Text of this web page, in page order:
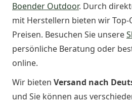
Boender Outdoor. Durch
mit Herstellern bieten wir
Preisen. Besuchen Sie unsere
persönliche Beratung oder
online.
Wir bieten Versand nach
und Sie können aus